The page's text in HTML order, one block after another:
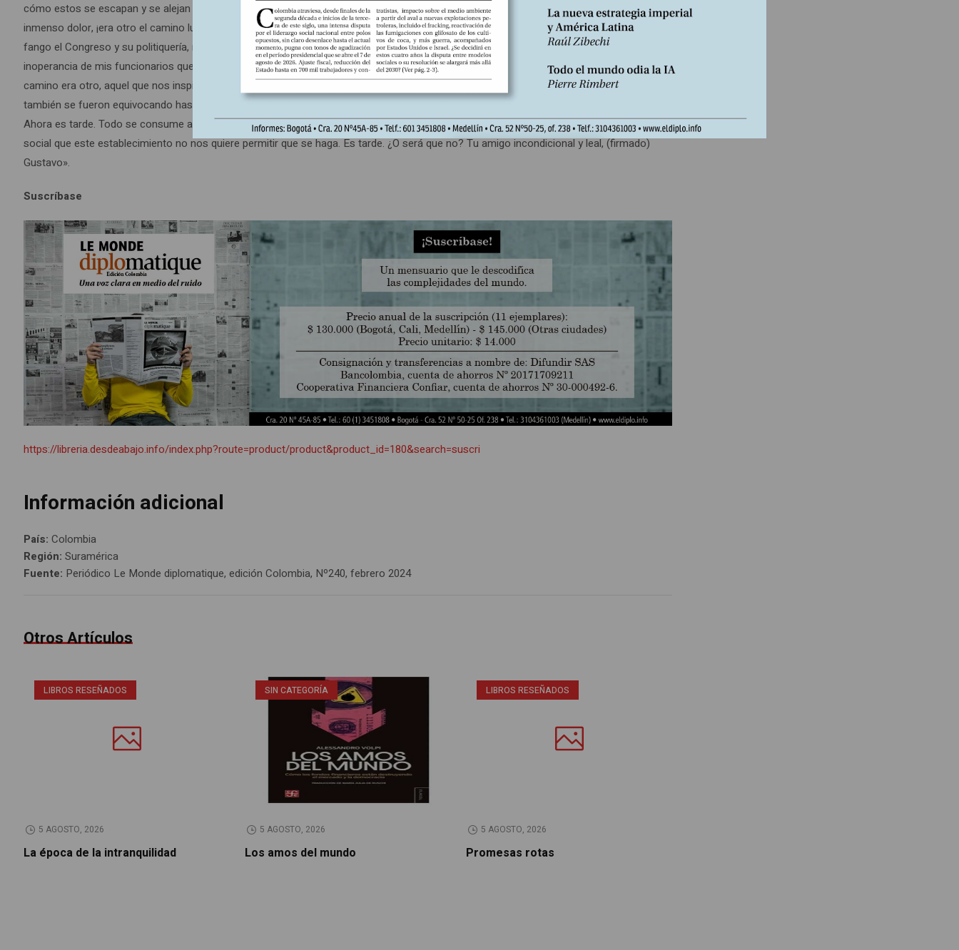
cómo estos se escapan y se alejan cada día más. ¿Ay, Karlmarx, te lo digo sin tapujos: erré el camino, no era por este, lo digo con
inmenso dolor, ¡era otro el camino luminoso que debíamos trasegar! Era aquel de Toledo y Bateman y del primer Pizarro. Me sabe a
fango el Congreso y su politiquería, me sabe a cieno la ineficiencia del Estado, corrupto y paquidérmico, me sabe mal la desidia e
inoperancia de mis funcionarios que no tienen el sentido de urgencia de un periodo que se nos escapa cada día entre las manos. El
camino era otro, aquel que nos inspiró a los compañeros de entonces, a los viejos líderes, pues yo era apenas un mocetón, pero ellos
también se fueron equivocando hasta entregar todo, todo aquello que nos iba a acercar al poder para lograr el verdadero cambio social.
Ahora es tarde. Todo se consume ante nuestros ojos y no es posible volver atras y reemprender el camino primordial del gran cambio
social que este establecimiento no nos quiere permitir que se haga. Es tarde. ¿O será que no? Tu amigo incondicional y leal, (firmado)
Gustavo».
Suscríbase
https://libreria.desdeabajo.info/index.php?route=product/product&product_id=180&search=suscri
Información adicional
País:Colombia
Región:Suramérica
Fuente: Periódico Le Monde diplomatique, edición Colombia, Nº240, febrero 2024
Otros Artículos
LIBROS RESEÑADOS
5 AGOSTO, 2026
La época de la intranquilidad
SIN CATEGORÍA
5 AGOSTO, 2026
Los amos del mundo
LIBROS RESEÑADOS
5 AGOSTO, 2026
Promesas rotas